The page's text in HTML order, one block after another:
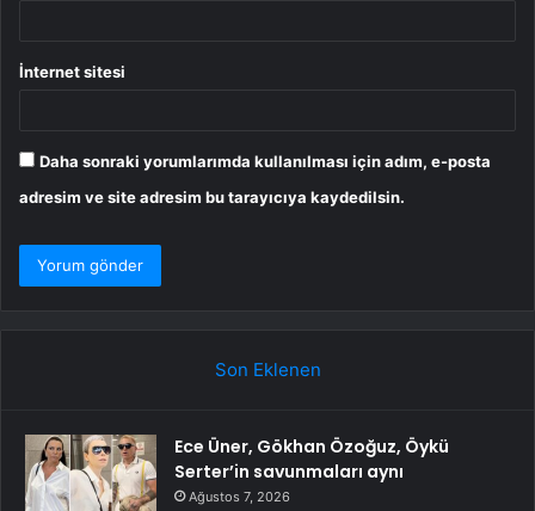
İnternet sitesi
Daha sonraki yorumlarımda kullanılması için adım, e-posta
adresim ve site adresim bu tarayıcıya kaydedilsin.
Son Eklenen
Ece Üner, Gökhan Özoğuz, Öykü
Serter’in savunmaları aynı
Ağustos 7, 2026